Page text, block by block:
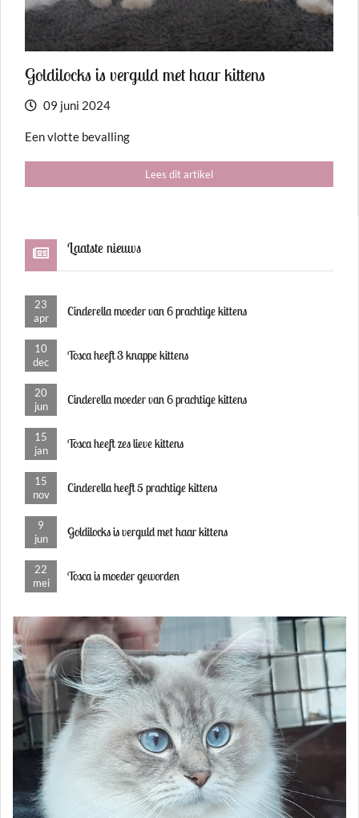
Goldilocks is verguld met haar kittens
09 juni 2024
Een vlotte bevalling
Lees dit artikel
Laatste nieuws
Cinderella moeder van 6 prachtige kittens
23
apr
Tosca heeft 3 knappe kittens
10
dec
Cinderella moeder van 6 prachtige kittens
20
jun
Tosca heeft zes lieve kittens
15
jan
Cinderella heeft 5 prachtige kittens
15
nov
Goldilocks is verguld met haar kittens
9
jun
Tosca is moeder geworden
22
mei